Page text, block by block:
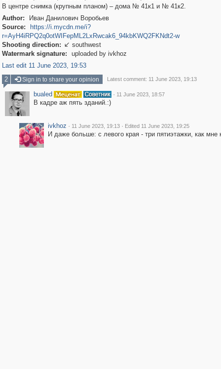
В центре снимка (крупным планом) – дома № 41к1 и № 41к2.
Author:
Иван Данилович Воробьев
Source:
https://i.mycdn.me/i?
r=AyH4iRPQ2q0otWIFepML2LxRwcak6_94kbKWQ2FKNdt2-w
Shooting direction:  southwest
Watermark signature:
uploaded by ivkhoz
Last edit 11 June 2023, 19:53
2
Sign in to share your opinion Latest comment: 11 June 2023, 19:13
bualed · 11 June 2023, 18:57
В кадре аж пять зданий.:)
ivkhoz · 11 June 2023, 19:13 · Edited 11 June 2023, 19:25
И даже больше: с левого края - три пятиэтажки, как мне